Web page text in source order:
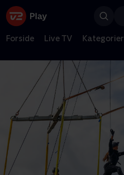
Forside Live TV Kategorier